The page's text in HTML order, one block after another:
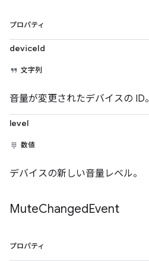
プロパティ
deviceId
文字列
音量が変更されたデバイスの ID。
level
数値
デバイスの新しい音量レベル。
MuteChangedEvent
プロパティ